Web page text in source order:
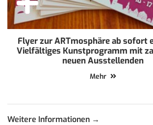
Flyer zur ARTmosphäre ab sofort
Vielfältiges Kunstprogramm mit
neuen Ausstellenden
Mehr
Weitere Informationen →